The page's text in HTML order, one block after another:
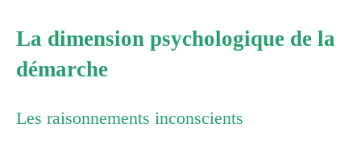
La dimension psychologique de la
démarche
Les raisonnements inconscients